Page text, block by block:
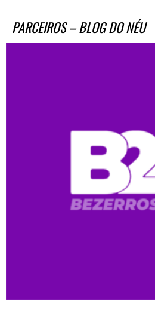
PARCEIROS – BLOG DO NÉU